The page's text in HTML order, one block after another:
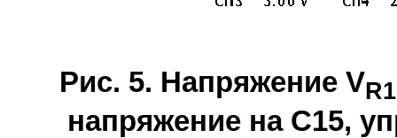
Рис. 5. Напряжение V
напряжение на С15,